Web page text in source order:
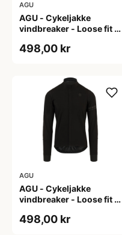
AGU
AGU - Cykeljakke
vindbreaker - Loose fit -
498,00 kr
AGU
AGU - Cykeljakke
vindbreaker - Loose fit -
498,00 kr